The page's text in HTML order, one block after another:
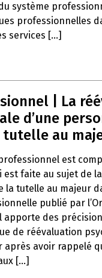
système
professionnelles
services [...]
| La
d’une
tutelle au
est
faite au sujet de
la tutelle au majeur
publié par
apporte des
de réévaluation
après avoir rappelé
[...]